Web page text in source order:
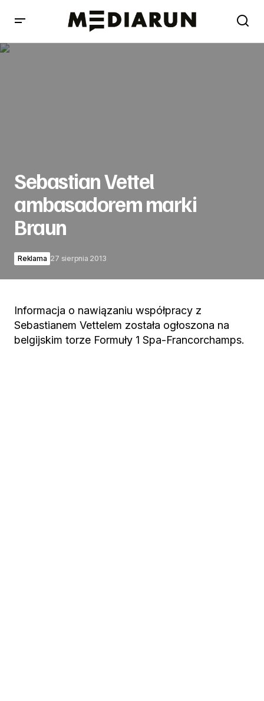
Sebastian Vettel
ambasadorem marki
Braun
Reklama 27 sierpnia 2013
Informacja o nawiązaniu współpracy z
Sebastianem Vettelem została ogłoszona na
belgijskim torze Formuły 1 Spa-Francorchamps.